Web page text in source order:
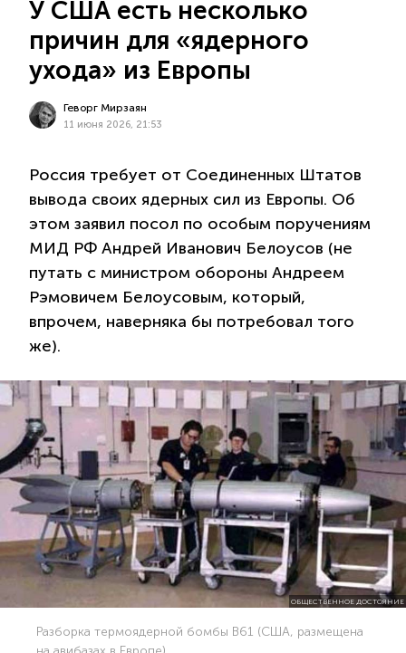
У США есть несколько
причин для «ядерного
ухода» из Европы
Геворг Мирзаян
11 июня 2026, 21:53
Россия требует от Соединенных Штатов
вывода своих ядерных сил из Европы. Об
этом заявил посол по особым поручениям
МИД РФ Андрей Иванович Белоусов (не
путать с министром обороны Андреем
Рэмовичем Белоусовым, который,
впрочем, наверняка бы потребовал того
же).
ОБЩЕСТВЕННОЕ ДОСТОЯНИЕ
Разборка термоядерной бомбы B61 (США, размещена